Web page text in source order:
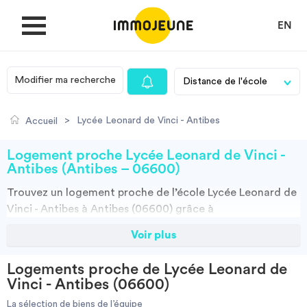
EN
MON COMPTE
Je cherche un logement
Villes
Modifier ma recherche
Accueil > Lycée Leonard de Vinci - Antibes
Logement proche Lycée Leonard de Vinci -
Antibes (Antibes – 06600)
Trouvez un logement proche de l’école Lycée Leonard de
Vinci - Antibes à Antibes (06600) grâce à
Découvrez nos milliers d’offres de locations proches de
locations par particuliers, par agences et colocations.
Vous avez tous les choix.
Voir plus
Logements proche de Lycée Leonard de
Vinci - Antibes (06600)
La sélection de biens de l’équipe